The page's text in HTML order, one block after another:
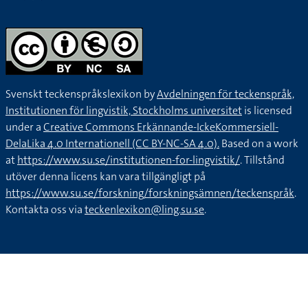
Svenskt teckenspråkslexikon byAvdelningen för teckenspråk,
Institutionen för lingvistik, Stockholms universitetis licensed
under aCreative Commons Erkännande-IckeKommersiell-
DelaLika 4.0 Internationell (CC BY-NC-SA 4.0).Based on a work
athttps://www.su.se/institutionen-for-lingvistik/. Tillstånd
utöver denna licens kan vara tillgängligt på
https://www.su.se/forskning/forskningsämnen/teckenspråk.
Kontakta oss viateckenlexikon@ling.su.se.